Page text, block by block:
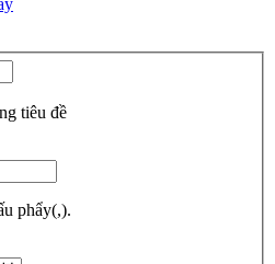
tiêu đề
phẩy(,).